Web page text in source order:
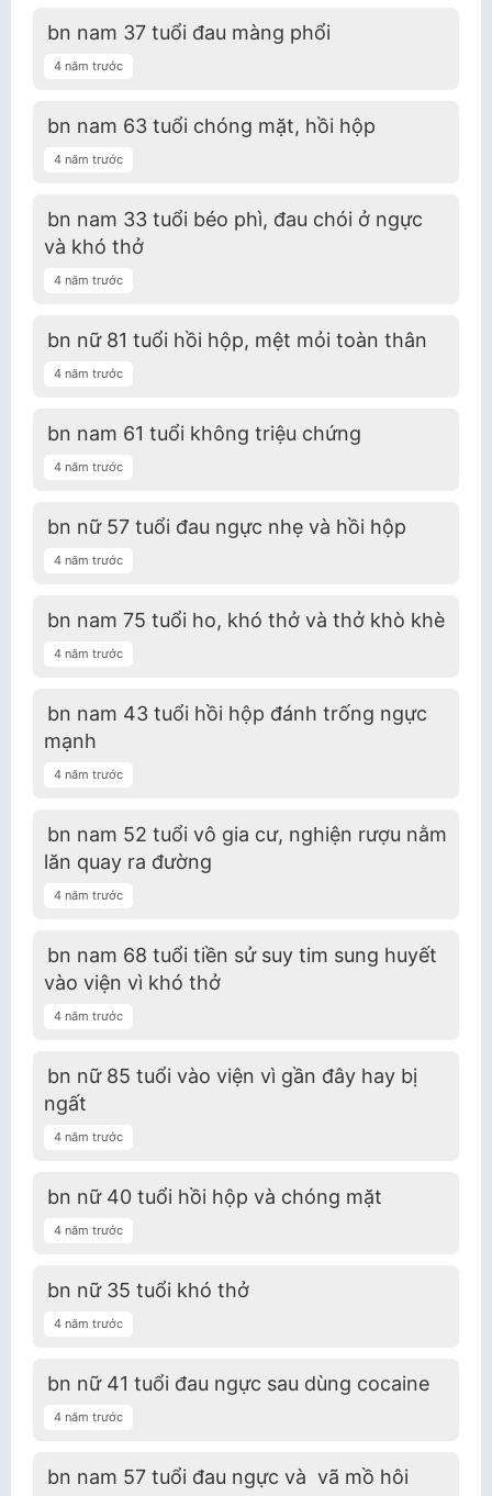
bn nam 37 tuổi đau màng phổi
4 năm trước
bn nam 63 tuổi chóng mặt, hồi hộp
4 năm trước
bn nam 33 tuổi béo phì, đau chói ở ngực
và khó thở
4 năm trước
bn nữ 81 tuổi hồi hộp, mệt mỏi toàn thân
4 năm trước
bn nam 61 tuổi không triệu chứng
4 năm trước
bn nữ 57 tuổi đau ngực nhẹ và hồi hộp
4 năm trước
bn nam 75 tuổi ho, khó thở và thở khò khè
4 năm trước
bn nam 43 tuổi hồi hộp đánh trống ngực
mạnh
4 năm trước
bn nam 52 tuổi vô gia cư, nghiện rượu nằm
lăn quay ra đường
4 năm trước
bn nam 68 tuổi tiền sử suy tim sung huyết
vào viện vì khó thở
4 năm trước
bn nữ 85 tuổi vào viện vì gần đây hay bị
ngất
4 năm trước
bn nữ 40 tuổi hồi hộp và chóng mặt
4 năm trước
bn nữ 35 tuổi khó thở
4 năm trước
bn nữ 41 tuổi đau ngực sau dùng cocaine
4 năm trước
bn nam 57 tuổi đau ngực và vã mồ hôi